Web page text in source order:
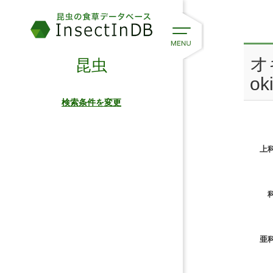
上
亜
昆虫
検索条件を変更